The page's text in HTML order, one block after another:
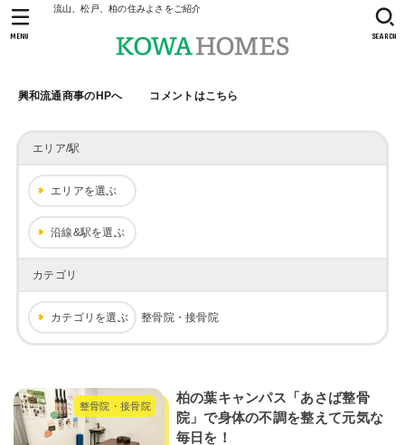
流山、松戸、柏の住みよさをご紹介
興和流通商事のHPへ コメントはこちら
SEARCH
MENU
エリア/駅
エリアを選ぶ
沿線&駅を選ぶ
カテゴリ
カテゴリを選ぶ 整骨院・接骨院
整骨院・接骨院
柏の葉キャンパス「あさば整骨
院」で身体の不調を整えて元気な
毎日を！